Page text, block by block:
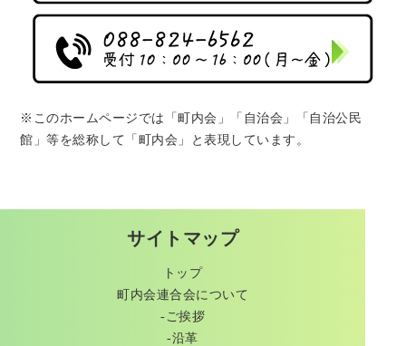
※このホームページでは「町内会」「自治会」「自治公民
館」等を総称して「町内会」と表現しています。
サイトマップ
トップ
町内会連合会について
-ご挨拶
-沿革